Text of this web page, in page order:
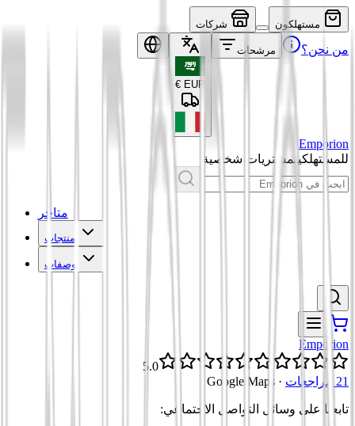
مستهلكون شركات
من نحن؟ مرشحات
EUR
€
Emporion
للمستهلكينمشتريات شخصية
متاجر
منتجات
وصفات
Emporion
5.0
21 مراجعات
·
Google Maps
تابعنا على وسائل التواصل الاجتماعي: